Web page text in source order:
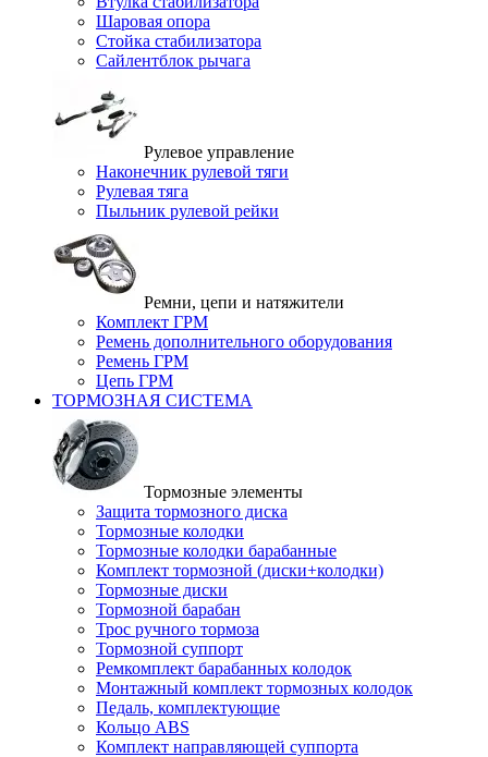
Шаровая опора
Стойка стабилизатора
Сайлентблок рычага
Рулевое управление
Наконечник рулевой тяги
Рулевая тяга
Пыльник рулевой рейки
Ремни, цепи и натяжители
Комплект ГРМ
Ремень дополнительного оборудования
Ремень ГРМ
Цепь ГРМ
ТОРМОЗНАЯ СИСТЕМА
Тормозные элементы
Защита тормозного диска
Тормозные колодки
Тормозные колодки барабанные
Комплект тормозной (диски+колодки)
Тормозные диски
Тормозной барабан
Трос ручного тормоза
Тормозной суппорт
Ремкомплект барабанных колодок
Монтажный комплект тормозных колодок
Педаль, комплектующие
Кольцо ABS
Комплект направляющей суппорта